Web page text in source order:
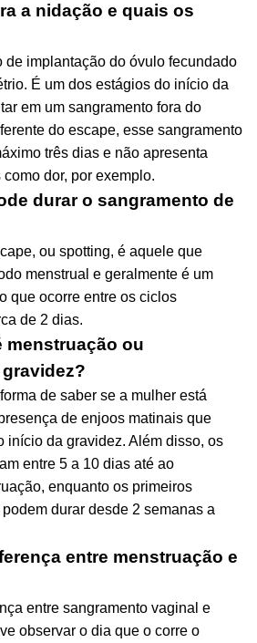
a nidação e quais os
de implantação do óvulo fecundado
É um dos estágios do início da
em um sangramento fora do
do escape, esse sangramento
três dias e não apresenta
dor, por exemplo.
durar o sangramento de
ou spotting, é aquele que
menstrual e geralmente é um
que ocorre entre os ciclos
de 2 dias.
menstruação ou
de saber se a mulher está
de enjoos matinais que
início da gravidez. Além disso, os
entre 5 a 10 dias até ao
enquanto os primeiros
durar desde 2 semanas a
entre menstruação e
entre sangramento vaginal e
observar o dia que o corre o